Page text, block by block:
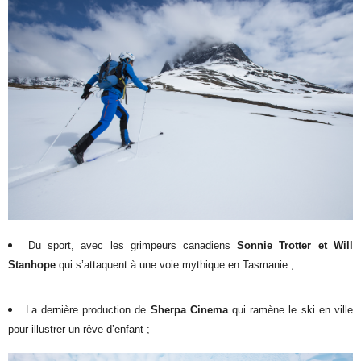
Du sport, avec les grimpeurs canadiensSonnie Trotter et Will
Stanhope qui s’attaquent à une voie mythique en Tasmanie ;
La dernière production de Sherpa Cinemaqui ramène le ski en ville
pour illustrer un rêve d’enfant ;